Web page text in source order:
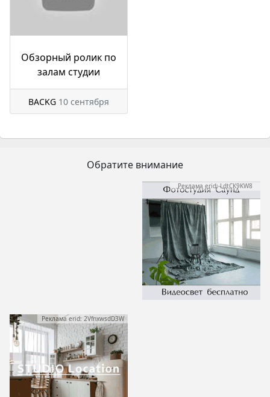
Обзорный ролик по
залам студии
BACKG 10 сентября
Обратите внимание
Реклама erid: LdtCK9KW8
Реклама erid: 2VfnxwsdD3W